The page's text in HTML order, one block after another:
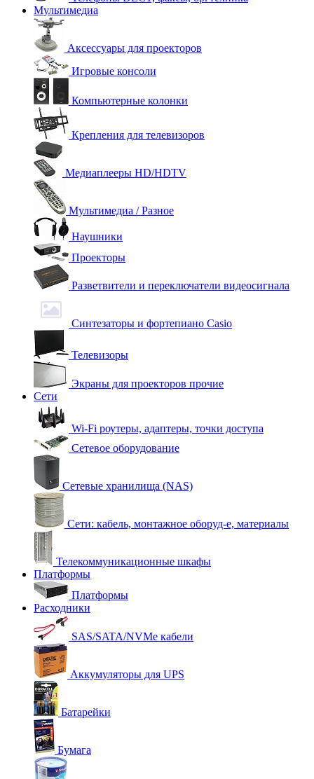
Мультимедиа
Аксессуары для проекторов
Игровые консоли
Компьютерные колонки
Крепления для телевизоров
Медиаплееры HD/HDTV
Мультимедиа / Разное
Наушники
Проекторы
Разветвители и переключатели видеосигнала
Синтезаторы и фортепиано Casio
Телевизоры
Экраны для проекторов прочие
Сети
Wi-Fi роутеры, адаптеры, точки доступа
Сетевое оборудование
Сетевые хранилища (NAS)
Сети: кабель, монтажное оборуд-е, материалы
Телекоммуникационные шкафы
Платформы
Платформы
Расходники
SAS/SATA/NVMe кабели
Аккумуляторы для UPS
Батарейки
Бумага